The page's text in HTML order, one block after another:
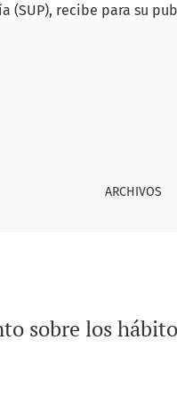
(SUP), recibe para su
saludables de
ARCHIVOS
sobre los